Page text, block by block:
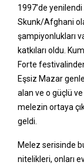
1997’de yenilendi
Skunk/Afghani
şampiyonlukları
katkıları oldu.
Forte
Eşsiz Mazar
alan ve o güçlü ve
melezin ortaya
geldi.
Melez serisinde
nitelikleri, onları